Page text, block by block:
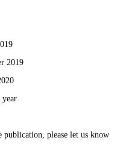
2019
year
please let us know